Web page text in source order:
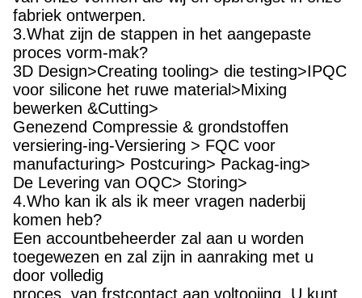
fabriek ontwerpen.
3.What zijn de stappen in het aangepaste
proces vorm-mak?
3D Design>Creating tooling> die testing>IPQC
voor silicone het ruwe material>Mixing
bewerken &Cutting>
Genezend Compressie & grondstoffen
versiering-ing-Versiering > FQC voor
manufacturing> Postcuring> Packag-ing>
De Levering van OQC> Storing>
4.Who kan ik als ik meer vragen naderbij
komen heb?
Een accountbeheerder zal aan u worden
toegewezen en zal zijn in aanraking met u
door volledig
proces, van frstcontact aan voltooiing. U kunt